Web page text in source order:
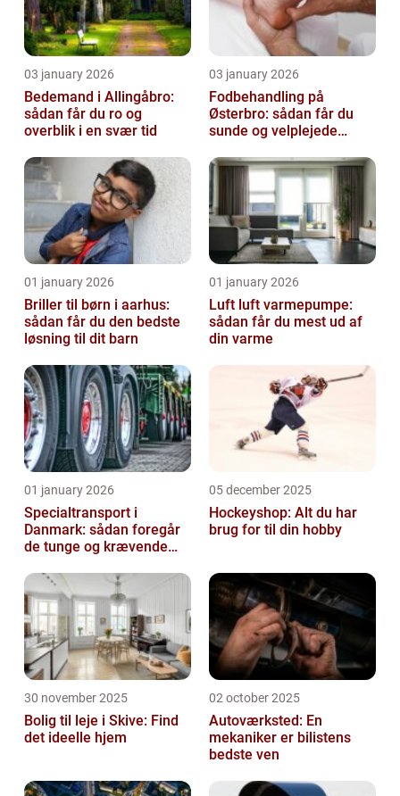
03 january 2026
Bedemand i Allingåbro:
sådan får du ro og
overblik i en svær tid
03 january 2026
Fodbehandling på
Østerbro: sådan får du
sunde og velplejede
01 january 2026
Briller til børn i aarhus:
sådan får du den bedste
løsning til dit barn
01 january 2026
Luft luft varmepumpe:
sådan får du mest ud af
din varme
01 january 2026
Specialtransport i
Danmark: sådan foregår
de tunge og krævende
05 december 2025
Hockeyshop: Alt du har
brug for til din hobby
30 november 2025
Bolig til leje i Skive: Find
det ideelle hjem
02 october 2025
Autoværksted: En
mekaniker er bilistens
bedste ven